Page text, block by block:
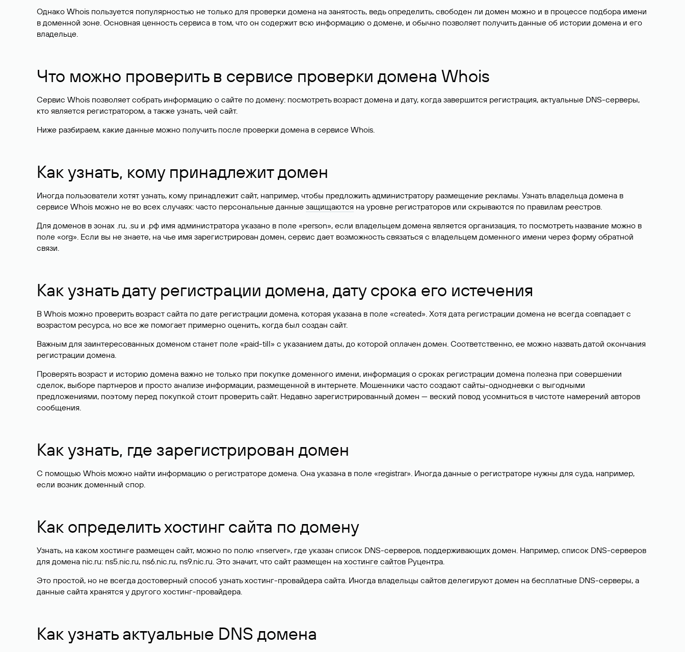
Однако Whois пользуется популярностью не только для проверки домена на занятость, ведь определить, свободен ли домен можно и в процессе подбора имени
в доменной зоне. Основная ценность сервиса в том, что он содержит всю информацию о домене, и обычно позволяет получить данные об истории домена и его
владельце.
Что можно проверить в сервисе проверки домена Whois
Сервис Whois позволяет собрать информацию о сайте по домену: посмотреть возраст домена и дату, когда завершится регистрация, актуальные DNS-серверы,
кто является регистратором, а также узнать, чей сайт.
Ниже разбираем, какие данные можно получить после проверки домена в сервисе Whois.
Как узнать, кому принадлежит домен
Иногда пользователи хотят узнать, кому принадлежит сайт, например, чтобы предложить администратору размещение рекламы. Узнать владельца домена в
сервисе Whois можно не во всех случаях: часто персональные данные защищаются на уровне регистраторов или скрываются по правилам реестров.
Для доменов в зонах .ru, .su и .рф имя администратора указано в поле «person», если владельцем домена является организация, то посмотреть название можно в
поле «org». Если вы не знаете, на чье имя зарегистрирован домен, сервис дает возможность связаться с владельцем доменного имени через форму обратной
связи.
Как узнать дату регистрации домена, дату срока его истечения
В Whois можно проверить возраст сайта по дате регистрации домена, которая указана в поле «created». Хотя дата регистрации домена не всегда совпадает с
возрастом ресурса, но все же помогает примерно оценить, когда был создан сайт.
Важным для заинтересованных доменом станет поле «paid-till» с указанием даты, до которой оплачен домен. Соответственно, ее можно назвать датой окончания
регистрации домена.
Проверять возраст и историю домена важно не только при покупке доменного имени, информация о сроках регистрации домена полезна при совершении
сделок, выборе партнеров и просто анализе информации, размещенной в интернете. Мошенники часто создают сайты-однодневки с выгодными
предложениями, поэтому перед покупкой стоит проверить сайт. Недавно зарегистрированный домен — веский повод усомниться в чистоте намерений авторов
сообщения.
Как узнать, где зарегистрирован домен
С помощью Whois можно найти информацию о регистраторе домена. Она указана в поле «registrar». Иногда данные о регистраторе нужны для суда, например,
если возник доменный спор.
Как определить хостинг сайта по домену
Узнать, на каком хостинге размещен сайт, можно по полю «nserver», где указан список DNS-серверов, поддерживающих домен. Например, список DNS-серверов
для домена nic.ru: ns5.nic.ru, ns6.nic.ru, ns9.nic.ru. Это значит, что сайт размещен на хостинге сайтов Руцентра.
Это простой, но не всегда достоверный способ узнать хостинг-провайдера сайта. Иногда владельцы сайтов делегируют домен на бесплатные DNS-серверы, а
данные сайта хранятся у другого хостинг-провайдера.
Как узнать актуальные DNS домена